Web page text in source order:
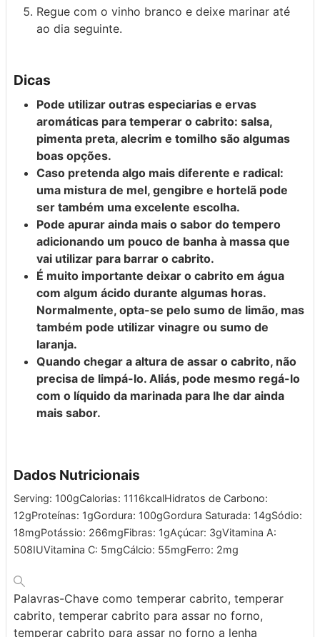
Regue com o vinho branco e deixe marinar até
ao dia seguinte.
Dicas
Pode utilizar outras especiarias e ervas
aromáticas para temperar o cabrito: salsa,
pimenta preta, alecrim e tomilho são algumas
boas opções.
Caso pretenda algo mais diferente e radical:
uma mistura de mel, gengibre e hortelã pode
ser também uma excelente escolha.
Pode apurar ainda mais o sabor do tempero
adicionando um pouco de banha à massa que
vai utilizar para barrar o cabrito.
É muito importante deixar o cabrito em água
com algum ácido durante algumas horas.
Normalmente, opta-se pelo sumo de limão, mas
também pode utilizar vinagre ou sumo de
laranja.
Quando chegar a altura de assar o cabrito, não
precisa de limpá-lo. Aliás, pode mesmo regá-lo
com o líquido da marinada para lhe dar ainda
mais sabor.
Dados Nutricionais
Serving: 100gCalorias: 1116kcalHidratos de Carbono:
12gProteínas: 1gGordura: 100gGordura Saturada: 14gSódio:
18mgPotássio: 266mgFibras: 1gAçúcar: 3gVitamina A:
508IUVitamina C: 5mgCálcio: 55mgFerro: 2mg
Palavras-Chave como temperar cabrito, temperar
cabrito, temperar cabrito para assar no forno,
temperar cabrito para assar no forno a lenha